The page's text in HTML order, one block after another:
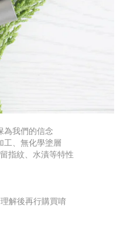
為我們的信念
工、無化學塗層
指紋、水漬等特性
理解後再行購買唷